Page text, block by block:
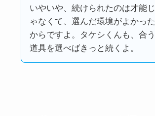
いやいや、続けられたのは才能じ
ゃなくて、選んだ環境がよかった
からですよ。タケシくんも、合う
道具を選べばきっと続くよ。